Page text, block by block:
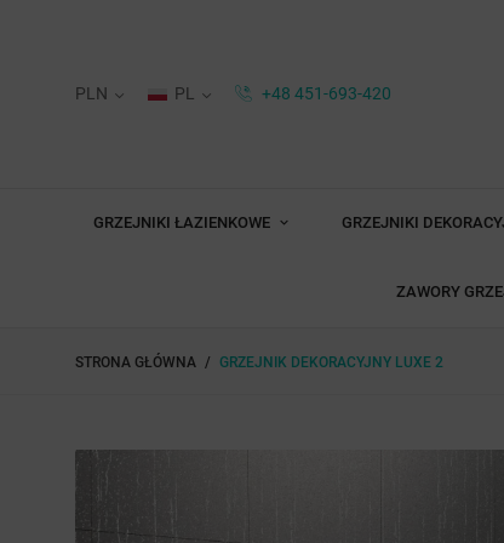
PLN PL +48 451-693-420
GRZEJNIKI ŁAZIENKOWE GRZEJNIKI
ZAWORY
STRONA GŁÓWNA GRZEJNIK DEKORACYJNY LUXE 2